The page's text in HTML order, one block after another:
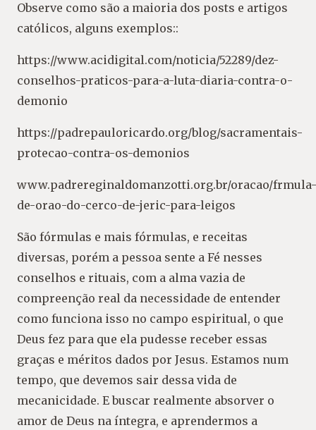
Observe como são a maioria dos posts e artigos
católicos, alguns exemplos::
https://www.acidigital.com/noticia/52289/dez-
conselhos-praticos-para-a-luta-diaria-contra-o-
demonio
https://padrepauloricardo.org/blog/sacramentais-
protecao-contra-os-demonios
www.padrereginaldomanzotti.org.br/oracao/frmula-
de-orao-do-cerco-de-jeric-para-leigos
São fórmulas e mais fórmulas, e receitas
diversas, porém a pessoa sente a Fé nesses
conselhos e rituais, com a alma vazia de
compreenção real da necessidade de entender
como funciona isso no campo espiritual, o que
Deus fez para que ela pudesse receber essas
graças e méritos dados por Jesus. Estamos num
tempo, que devemos sair dessa vida de
mecanicidade. E buscar realmente absorver o
amor de Deus na íntegra, e aprendermos a